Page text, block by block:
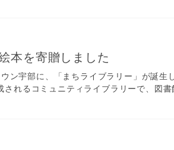
本を寄贈しました
ン宇部に、「まちライブラリー」が誕生
れるコミュニティライブラリーで、図書